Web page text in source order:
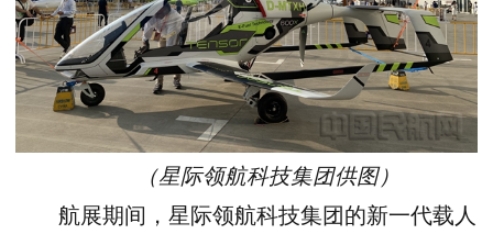
（星际领航科技集团供图）
航展期间，星际领航科技集团的新一代载人